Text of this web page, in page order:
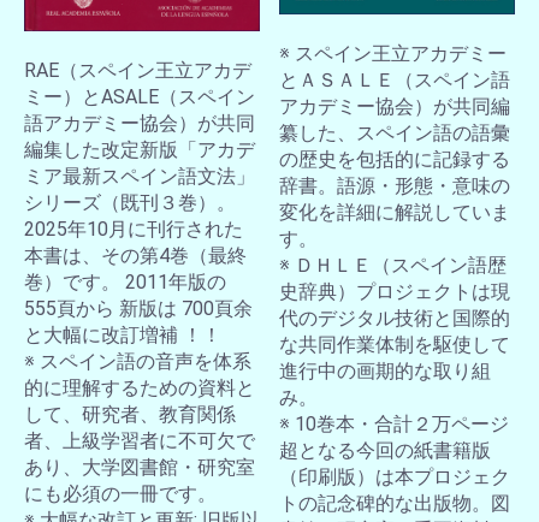
RAE（スペイン王立アカデ
ミー）とASALE（スペイン
語アカデミー協会）が共同
編集した改定新版「アカデ
ミア最新スペイン語文法」
シリーズ（既刊３巻）。
2025年10月に刊行された
本書は、その第4巻（最終
巻）です。 2011年版の
555頁から 新版は 700頁余
と大幅に改訂増補 ！！
※ スペイン語の音声を体系
的に理解するための資料と
して、研究者、教育関係
者、上級学習者に不可欠で
あり、大学図書館・研究室
にも必須の一冊です。
※ スペイン王立アカデミー
とＡＳＡＬＥ（スペイン語
アカデミー協会）が共同編
纂した、スペイン語の語彙
の歴史を包括的に記録する
辞書。語源・形態・意味の
変化を詳細に解説していま
す。
※ ＤＨＬＥ（スペイン語歴
史辞典）プロジェクトは現
代のデジタル技術と国際的
な共同作業体制を駆使して
進行中の画期的な取り組
み。
※ 10巻本・合計２万ページ
超となる今回の紙書籍版
（印刷版）は本プロジェク
トの記念碑的な出版物。図